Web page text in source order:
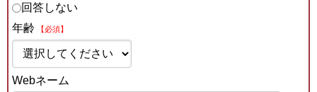
回答しない
年齢
【必須】
Webネーム